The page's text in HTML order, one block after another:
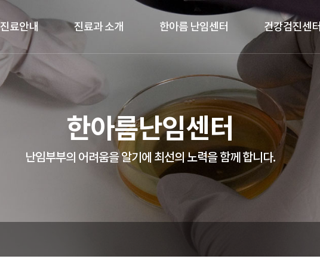
진료안내 진료과 소개 한아름 난임센터 건강검진센터
한아름난임센터
난임부부의 어려움을 알기에 최선의 노력을 함께 합니다.